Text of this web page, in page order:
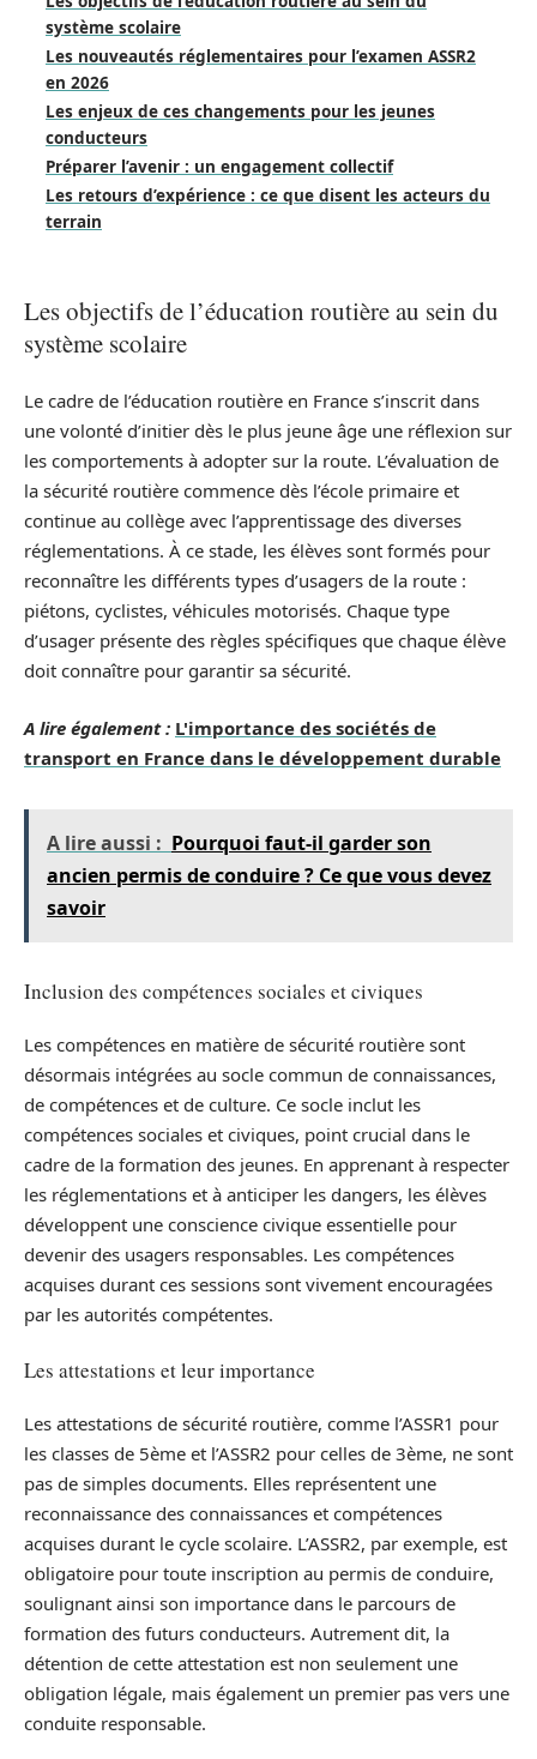
système scolaire
Les nouveautés réglementaires pour l’examen ASSR2
en 2026
Les enjeux de ces changements pour les jeunes
conducteurs
Préparer l’avenir : un engagement collectif
Les retours d’expérience : ce que disent les acteurs du
terrain
Les objectifs de l’éducation routière au sein du
système scolaire
Le cadre de l’éducation routière en France s’inscrit dans
une volonté d’initier dès le plus jeune âge une réflexion sur
les comportements à adopter sur la route. L’évaluation de
la sécurité routière commence dès l’école primaire et
continue au collège avec l’apprentissage des diverses
réglementations. À ce stade, les élèves sont formés pour
reconnaître les différents types d’usagers de la route :
piétons, cyclistes, véhicules motorisés. Chaque type
d’usager présente des règles spécifiques que chaque élève
doit connaître pour garantir sa sécurité.
A lire également : L'importance des sociétés de
transport en France dans le développement durable
A lire aussi : Pourquoi faut-il garder son
ancien permis de conduire ? Ce que vous devez
savoir
Inclusion des compétences sociales et civiques
Les compétences en matière de sécurité routière sont
désormais intégrées au socle commun de connaissances,
de compétences et de culture. Ce socle inclut les
compétences sociales et civiques, point crucial dans le
cadre de la formation des jeunes. En apprenant à respecter
les réglementations et à anticiper les dangers, les élèves
développent une conscience civique essentielle pour
devenir des usagers responsables. Les compétences
acquises durant ces sessions sont vivement encouragées
par les autorités compétentes.
Les attestations et leur importance
Les attestations de sécurité routière, comme l’ASSR1 pour
les classes de 5ème et l’ASSR2 pour celles de 3ème, ne sont
pas de simples documents. Elles représentent une
reconnaissance des connaissances et compétences
acquises durant le cycle scolaire. L’ASSR2, par exemple, est
obligatoire pour toute inscription au permis de conduire,
soulignant ainsi son importance dans le parcours de
formation des futurs conducteurs. Autrement dit, la
détention de cette attestation est non seulement une
obligation légale, mais également un premier pas vers une
conduite responsable.